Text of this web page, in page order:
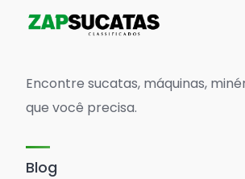
Encontre sucatas, máquinas,
que você precisa.
Blog